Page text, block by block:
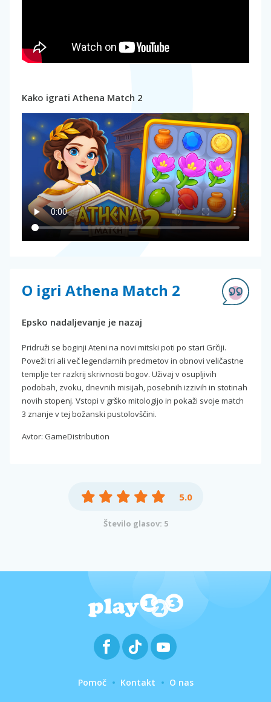
Kako igrati Athena Match 2
O igri Athena Match 2
Epsko nadaljevanje je nazaj
Pridruži se boginji Ateni na novi mitski poti po stari Grčiji.
Poveži tri ali več legendarnih predmetov in obnovi veličastne
templje ter razkrij skrivnosti bogov. Uživaj v osupljivih
podobah, zvoku, dnevnih misijah, posebnih izzivih in stotinah
novih stopenj. Vstopi v grško mitologijo in pokaži svoje match
3 znanje v tej božanski pustolovščini.
Avtor: GameDistribution
5.0
Število glasov: 5
Pomoč Kontakt O nas